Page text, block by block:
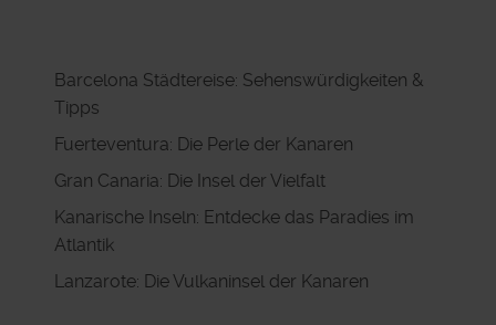
Barcelona Städtereise: Sehenswürdigkeiten &
Tipps
Fuerteventura: Die Perle der Kanaren
Gran Canaria: Die Insel der Vielfalt
Kanarische Inseln: Entdecke das Paradies im
Atlantik
Lanzarote: Die Vulkaninsel der Kanaren